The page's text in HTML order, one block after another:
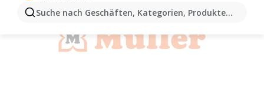
Suche nach Geschäften, Kategorien, Produkten...